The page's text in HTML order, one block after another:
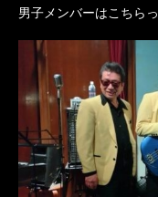
男子メンバーはこちらっ